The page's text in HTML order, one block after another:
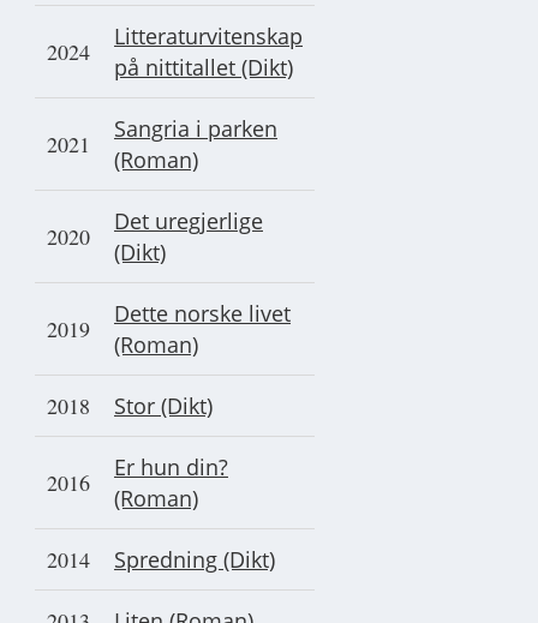
2024
Litteraturvitenskap
på nittitallet (Dikt)
2021
Sangria i parken
(Roman)
2020
Det uregjerlige
(Dikt)
2019
Dette norske livet
(Roman)
2018 Stor (Dikt)
2016
Er hun din?
(Roman)
2014 Spredning (Dikt)